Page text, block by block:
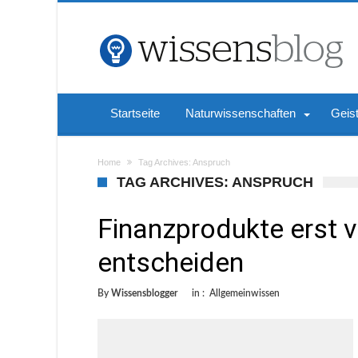
Startseite Naturwissenschaften
Home Tag Archives: Anspruch
TAG ARCHIVES: ANSPRUCH
Finanzprodukte erst
entscheiden
By Wissensblogger in : Allgemeinwissen